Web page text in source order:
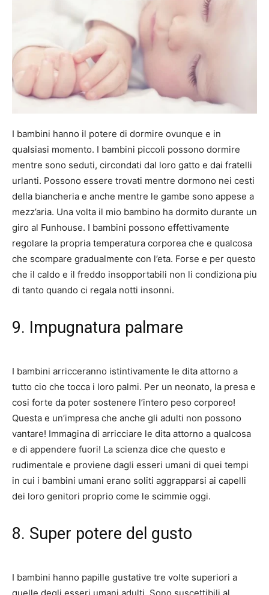
I bambini hanno il potere di dormire ovunque e in
qualsiasi momento. I bambini piccoli possono dormire
mentre sono seduti, circondati dal loro gatto e dai fratelli
urlanti. Possono essere trovati mentre dormono nei cesti
della biancheria e anche mentre le gambe sono appese a
mezz’aria. Una volta il mio bambino ha dormito durante un
giro al Funhouse. I bambini possono effettivamente
regolare la propria temperatura corporea che e qualcosa
che scompare gradualmente con l’eta. Forse e per questo
che il caldo e il freddo insopportabili non li condiziona piu
di tanto quando ci regala notti insonni.
9. Impugnatura palmare
I bambini arricceranno istintivamente le dita attorno a
tutto cio che tocca i loro palmi. Per un neonato, la presa e
cosi forte da poter sostenere l’intero peso corporeo!
Questa e un’impresa che anche gli adulti non possono
vantare! Immagina di arricciare le dita attorno a qualcosa
e di appendere fuori! La scienza dice che questo e
rudimentale e proviene dagli esseri umani di quei tempi
in cui i bambini umani erano soliti aggrapparsi ai capelli
dei loro genitori proprio come le scimmie oggi.
8. Super potere del gusto
I bambini hanno papille gustative tre volte superiori a